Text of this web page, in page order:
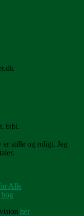
bibl.
stille og roligt. Jeg
Alle
her